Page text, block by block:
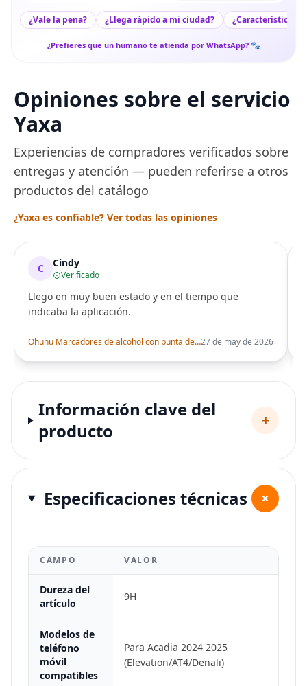
¿Vale la pena? ¿Llega rápido a mi ciudad? ¿Características
¿Prefieres que un humano te atienda por WhatsApp? 🐾
Opiniones sobre el servicio
Yaxa
Experiencias de compradores verificados sobre
entregas y atención — pueden referirse a otros
productos del catálogo
¿Yaxa es confiable? Ver todas las opiniones
C Cindy
Verificado
Llego en muy buen estado y en el tiempo que
indicaba la aplicación.
Ohuhu Marcadores de alcohol con punta de pincel – Juego de marcadores artísticos de doble punta con certificación AP para artistas adultos27 de may de 2026
Información clave del
producto
+
Especificaciones técnicas +
CAMPO VALOR
Dureza del
artículo
9H
Modelos de
teléfono
móvil
compatibles
Para Acadia 2024 2025
(Elevation/AT4/Denali)